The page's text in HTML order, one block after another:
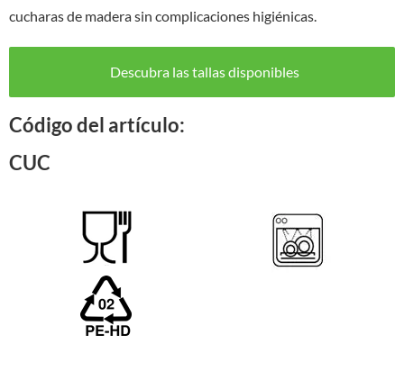
cucharas de madera sin complicaciones higiénicas.
Descubra las tallas disponibles
Código del artículo:
CUC